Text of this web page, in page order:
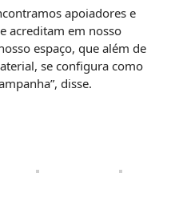
apoiadores e
acreditam em nosso
espaço, que além de
se configura como
disse.